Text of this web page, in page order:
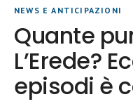
NEWS E ANTICIPAZIONI
Quante
L’Erede?
episodi è